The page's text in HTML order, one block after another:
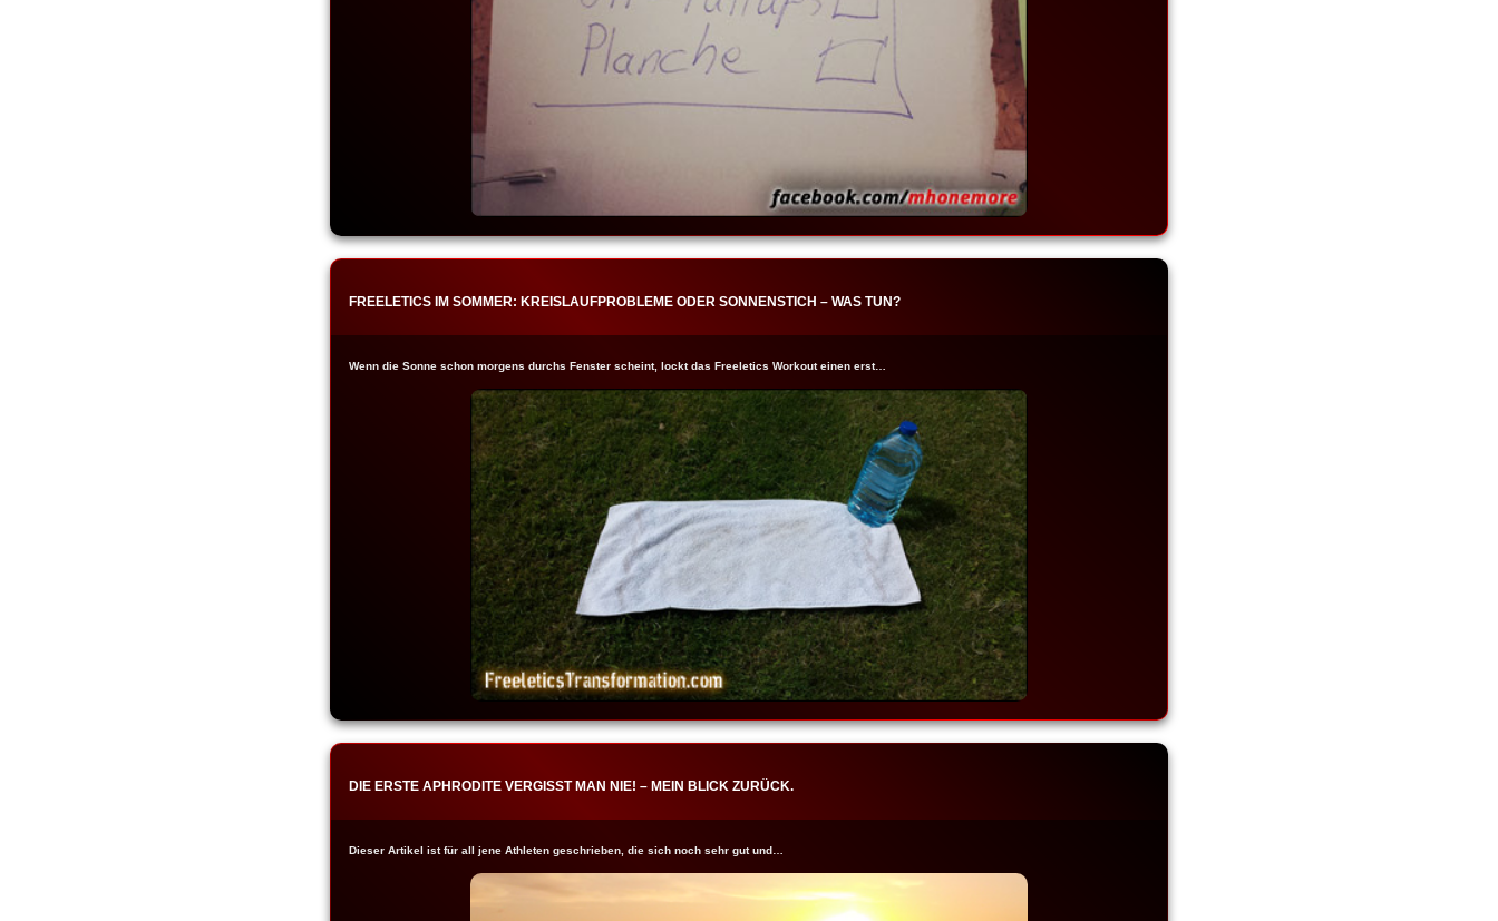
FREELETICS IM SOMMER: KREISLAUFPROBLEME ODER SONNENSTICH – WAS TUN?
Wenn die Sonne schon morgens durchs Fenster scheint, lockt das Freeletics Workout einen erst…
DIE ERSTE APHRODITE VERGISST MAN NIE! – MEIN BLICK ZURÜCK.
Dieser Artikel ist für all jene Athleten geschrieben, die sich noch sehr gut und…